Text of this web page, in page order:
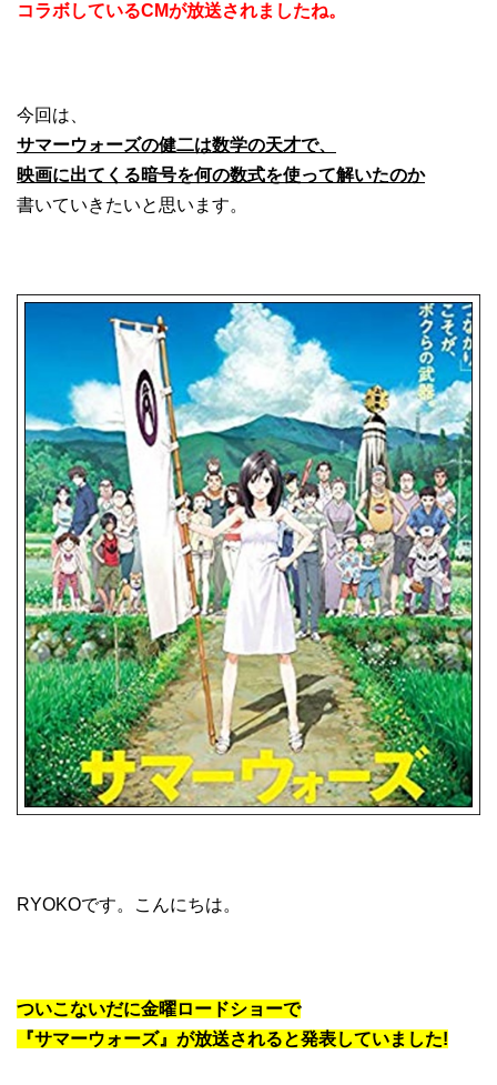
コラボしているCMが放送されましたね。
今回は、
サマーウォーズの健二は数学の天才で、
映画に出てくる暗号を何の数式を使って解いたのか
書いていきたいと思います。
RYOKOです。こんにちは。
ついこないだに金曜ロードショーで
『サマーウォーズ』が放送されると発表していました!